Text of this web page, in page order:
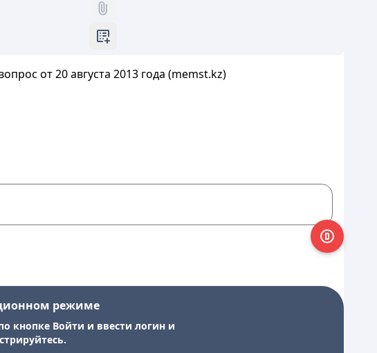
от 20 августа 2013 года (memst.kz)
режиме
кнопке Войти и ввести логин и